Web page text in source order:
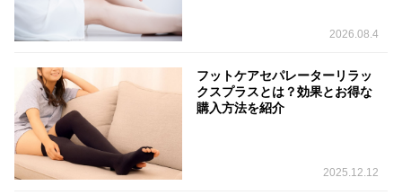
2026.08.4
フットケアセパレーターリラッ
クスプラスとは？効果とお得な
購入方法を紹介
2025.12.12